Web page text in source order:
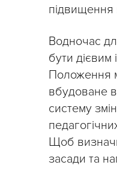
підвищення
Водночас
бути дієвим
Положення
вбудоване
систему
Щоб
засади та